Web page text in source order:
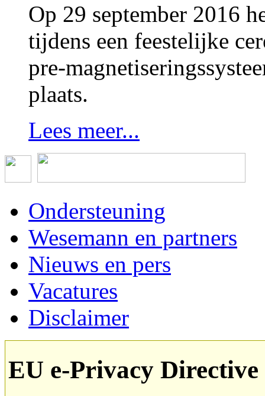
Op 29 september 2016
tijdens een feestelijke
pre-
plaats.
Lees meer...
Ondersteuning
Wesemann en partners
Nieuws en pers
Vacatures
Disclaimer
EU e-Privacy Directive